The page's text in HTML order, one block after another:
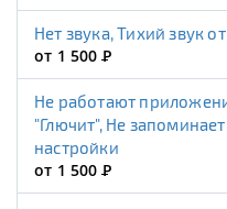
Нет звука, Тихий звук
от 1 500Р
Не работают
"Глючит", Не
настройки
от 1 500Р